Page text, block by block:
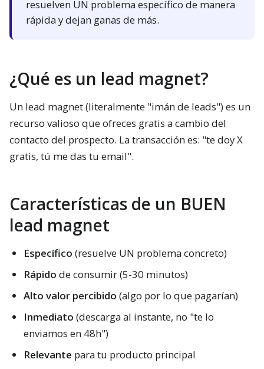
resuelven UN problema específico de manera
rápida y dejan ganas de más.
¿Qué es un lead magnet?
Un lead magnet (literalmente "imán de leads") es un
recurso valioso que ofreces gratis a cambio del
contacto del prospecto. La transacción es: "te doy X
gratis, tú me das tu email".
Características de un BUEN
lead magnet
Específico (resuelve UN problema concreto)
Rápido de consumir (5-30 minutos)
Alto valor percibido (algo por lo que pagarían)
Inmediato (descarga al instante, no "te lo
enviamos en 48h")
Relevante para tu producto principal